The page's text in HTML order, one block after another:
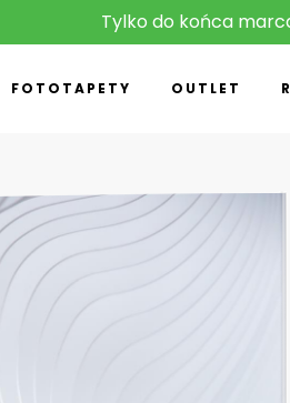
Tylko do końca
FOTOTAPETY OUTLET